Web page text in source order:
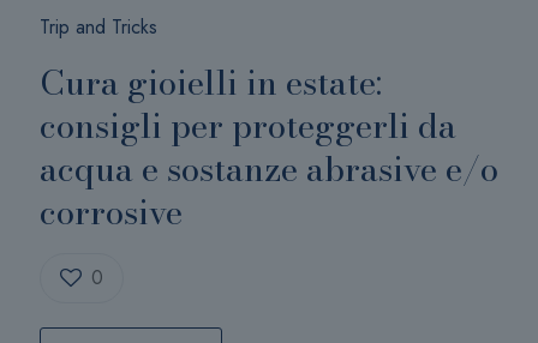
Trip and Tricks
Cura gioielli in estate:
consigli per proteggerli da
acqua e sostanze abrasive e/o
corrosive
0